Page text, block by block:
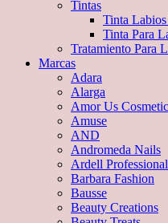
Tintas
Tinta
Tinta Para
Tratamiento Para
Marcas
Adara
Alarga
Amor Us
Amuse
AND
Andromeda Nails
Ardell Professional
Barbara Fashion
Bausse
Beauty Creations